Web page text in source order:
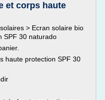
et corps haute
> Ecran solaire bio
SPF 30 naturado
haute protection SPF 30